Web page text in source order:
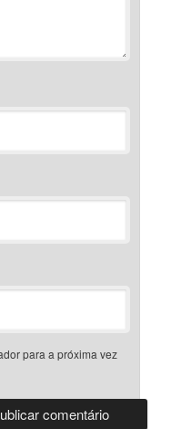
para a próxima vez